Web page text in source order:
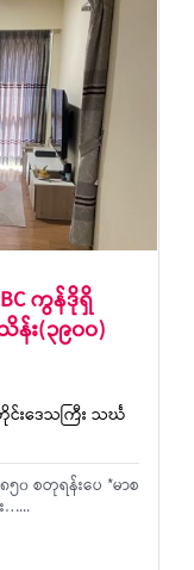
ကွန်ဒိုရှိ
န်း(၃၉၀၀)
င်းဒေသကြီး သင်္ဃ
စတုရန်းပေ *မာစ
…...